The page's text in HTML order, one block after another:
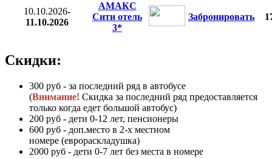
10.10.2026-
11.10.2026
АМАКС
Сити отель
3*
Забронировать
Скидки:
300 руб - за последний ряд в автобусе
(Внимание! Скидка за последний ряд предоставляется
только когда едет большой автобус)
200 руб - дети 0-12 лет, пенсионеры
600 руб - доп.место в 2-х местном
номере (еврораскладушка)
2000 руб - дети 0-7 лет без места в номере